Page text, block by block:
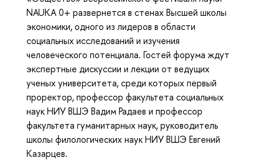
NAUKA 0+ развернется в стенах Высшей школы
экономики, одного из лидеров в области
социальных исследований и изучения
человеческого потенциала. Гостей форума ждут
экспертные дискуссии и лекции от ведущих
ученых университета, среди которых первый
проректор, профессор факультета социальных
наук НИУ ВШЭ Вадим Радаев и профессор
факультета гуманитарных наук, руководитель
школы филологических наук НИУ ВШЭ Евгений
Казарцев.